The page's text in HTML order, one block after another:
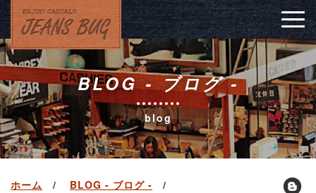
BLOG - ブログ -
blog
ホーム
BLOG - ブログ -